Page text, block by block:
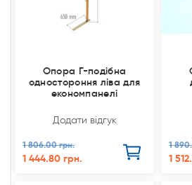
Опора Г-подібна
одностороння ліва для
економпанелі
Додати відгук
1 806.00 грн.
1 444.80 грн.
1
1